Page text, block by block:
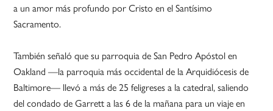
a un amor más profundo por Cristo en el Santísimo
Sacramento.
También señaló que su parroquia de San Pedro Apóstol en
Oakland —la parroquia más occidental de la Arquidiócesis de
Baltimore— llevó a más de 25 feligreses a la catedral, saliendo
del condado de Garrett a las 6 de la mañana para un viaje en